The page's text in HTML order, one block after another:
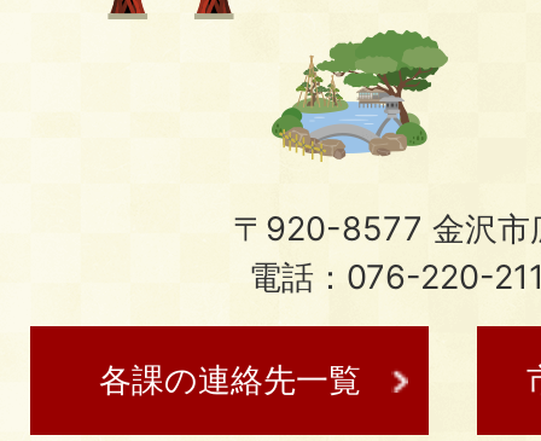
〒920-8577 金沢市
電話：076-220-
各課の連絡先一覧